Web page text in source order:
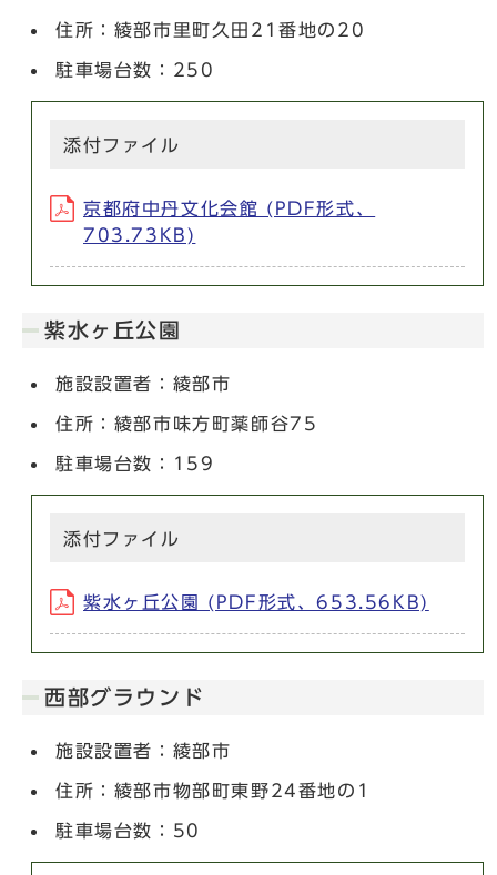
住所：綾部市里町久田21番地の20
駐車場台数：250
添付ファイル
京都府中丹文化会館 (PDF形式、
703.73KB)
紫水ヶ丘公園
施設設置者：綾部市
住所：綾部市味方町薬師谷75
駐車場台数：159
添付ファイル
紫水ヶ丘公園 (PDF形式、653.56KB)
西部グラウンド
施設設置者：綾部市
住所：綾部市物部町東野24番地の1
駐車場台数：50